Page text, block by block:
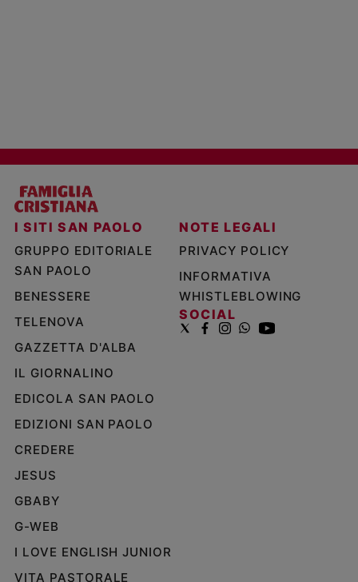
I SITI SAN PAOLO
GRUPPO EDITORIALE
SAN PAOLO
BENESSERE
TELENOVA
GAZZETTA D'ALBA
IL GIORNALINO
EDICOLA SAN PAOLO
EDIZIONI SAN PAOLO
CREDERE
JESUS
GBABY
G-WEB
I LOVE ENGLISH JUNIOR
VITA PASTORALE
NOTE LEGALI
PRIVACY POLICY
INFORMATIVA
WHISTLEBLOWING
SOCIAL